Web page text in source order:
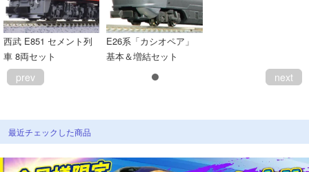
西武 E851 セメント列
車 8両セット
E26系「カシオペア」
基本＆増結セット
prev next
最近チェックした商品